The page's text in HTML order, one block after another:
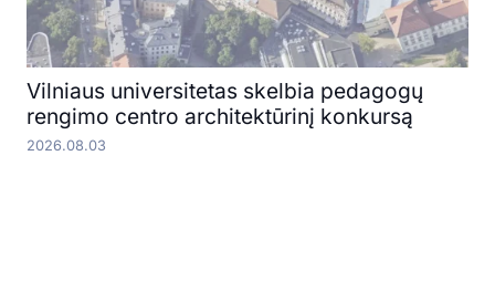
Vilniaus universitetas skelbia pedagogų
rengimo centro architektūrinį konkursą
2026.08.03